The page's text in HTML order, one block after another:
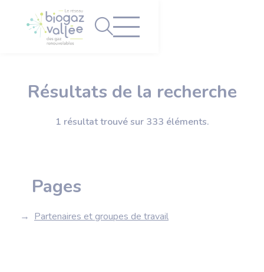
Résultats de la recherche
1 résultat trouvé sur 333 éléments.
Pages
Partenaires et groupes de travail
Panneau de gestion des cookies